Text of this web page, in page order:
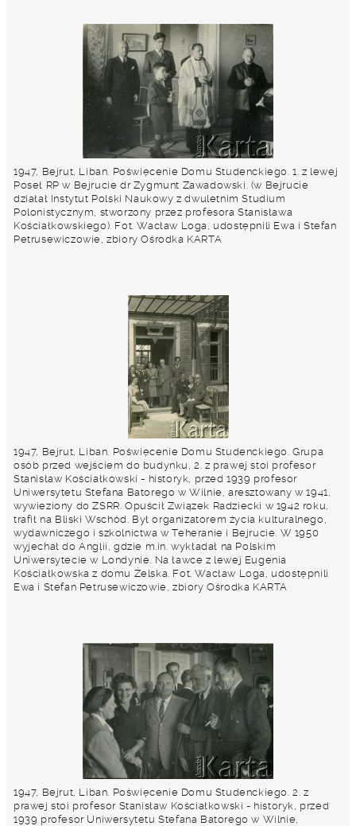
1947, Bejrut, Liban. Poświęcenie Domu Studenckiego. 1. z lewej
Poseł RP w Bejrucie dr Zygmunt Zawadowski. (w Bejrucie
działał Instytut Polski Naukowy z dwuletnim Studium
Polonistycznym, stworzony przez profesora Stanisława
Kościałkowskiego). Fot. Wacław Loga, udostępnili Ewa i Stefan
Petrusewiczowie, zbiory Ośrodka KARTA
1947, Bejrut, Liban. Poświęcenie Domu Studenckiego. Grupa
osób przed wejściem do budynku, 2. z prawej stoi profesor
Stanisław Kościałkowski - historyk, przed 1939 profesor
Uniwersytetu Stefana Batorego w Wilnie, aresztowany w 1941,
wywieziony do ZSRR. Opuścił Związek Radziecki w 1942 roku,
trafił na Bliski Wschód. Był organizatorem życia kulturalnego,
wydawniczego i szkolnictwa w Teheranie i Bejrucie. W 1950
wyjechał do Anglii, gdzie m.in. wykładał na Polskim
Uniwersytecie w Londynie. Na ławce z lewej Eugenia
Kościałkowska z domu Żelska. Fot. Wacław Loga, udostępnili
Ewa i Stefan Petrusewiczowie, zbiory Ośrodka KARTA
1947, Bejrut, Liban. Poświęcenie Domu Studenckiego. 2. z
prawej stoi profesor Stanisław Kościałkowski - historyk, przed
1939 profesor Uniwersytetu Stefana Batorego w Wilnie,